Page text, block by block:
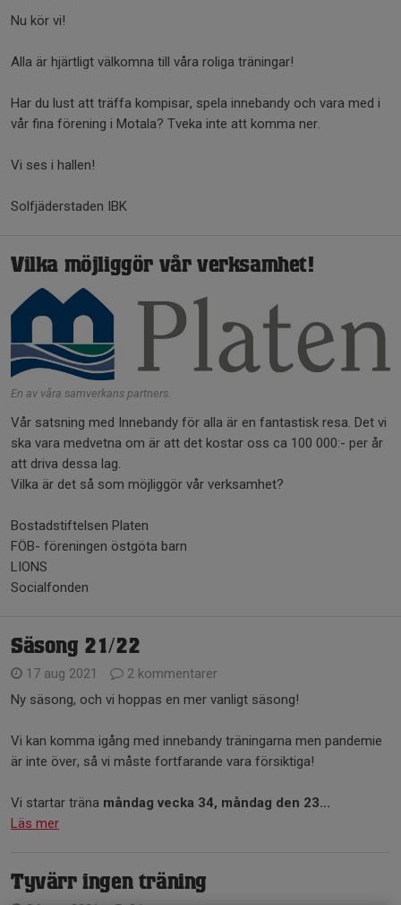
Nu kör vi!
Alla är hjärtligt välkomna till våra roliga träningar!
Har du lust att träffa kompisar, spela innebandy och vara med i
vår fina förening i Motala? Tveka inte att komma ner.
Vi ses i hallen!
Solfjäderstaden IBK
Vilka möjliggör vår verksamhet!
En av våra samverkans partners.
Vår satsning med Innebandy för alla är en fantastisk resa. Det vi
ska vara medvetna om är att det kostar oss ca 100 000:- per år
att driva dessa lag.
Vilka är det så som möjliggör vår verksamhet?
Bostadstiftelsen Platen
FÖB- föreningen östgöta barn
LIONS
Socialfonden
Säsong 21/22
17 aug 2021
2 kommentarer
Ny säsong, och vi hoppas en mer vanligt säsong!
Vi kan komma igång med innebandy träningarna men pandemie
är inte över, så vi måste fortfarande vara försiktiga!
Vi startar träna måndag vecka 34, måndag den 23...
Läs mer
Tyvärr ingen träning